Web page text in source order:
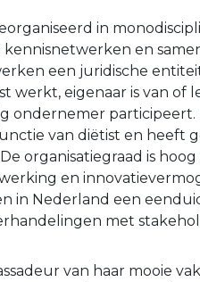
in
en
een juridische
werkt, eigenaar is van of
ondernemer
van diëtist en heeft
organisatiegraad is
en
in Nederland een
met
van haar mooie